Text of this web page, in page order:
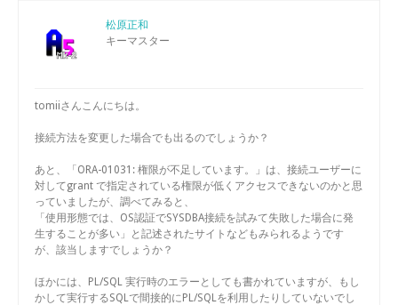
松原正和
キーマスター
tomiiさんこんにちは。
接続方法を変更した場合でも出るのでしょうか？
あと、「ORA-01031: 権限が不足しています。」は、接続ユーザーに
対してgrant で指定されている権限が低くアクセスできないのかと思
っていましたが、調べてみると、
「使用形態では、OS認証でSYSDBA接続を試みて失敗した場合に発
生することが多い」と記述されたサイトなどもみられるようです
が、該当しますでしょうか？
ほかには、PL/SQL 実行時のエラーとしても書かれていますが、もし
かして実行するSQLで間接的にPL/SQLを利用したりしていないでし